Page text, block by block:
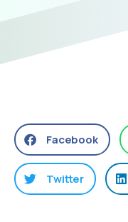
Facebook
Twitter